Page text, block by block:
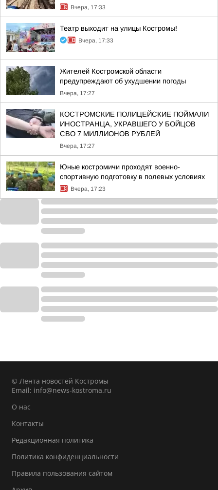
Вчера, 17:33
Театр выходит на улицы Костромы!
Вчера, 17:33
Жителей Костромской области
предупреждают об ухудшении погоды
Вчера, 17:27
КОСТРОМСКИЕ ПОЛИЦЕЙСКИЕ ПОЙМАЛИ
ИНОСТРАНЦА, УКРАВШЕГО У БОЙЦОВ
СВО 7 МИЛЛИОНОВ РУБЛЕЙ
Вчера, 17:27
Юные костромичи проходят военно-
спортивную подготовку в полевых условиях
Вчера, 17:23
© Лента новостей Костромы
Email: info@news-kostroma.ru
О нас
Контакты
Редакционная политика
Политика конфиденциальности
Правила пользования сайтом